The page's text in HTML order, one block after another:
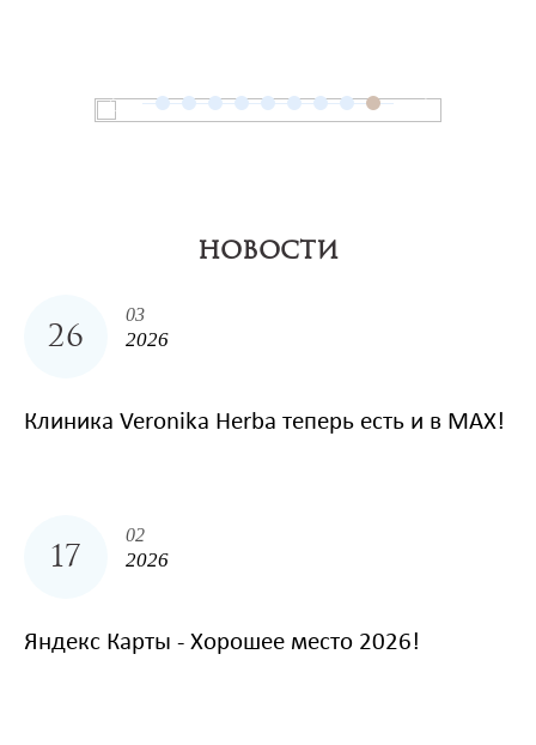
НОВОСТИ
26
03
2026
Клиника Veronika Herba теперь есть и в MAX!
17
02
2026
Яндекс Карты - Хорошее место 2026!